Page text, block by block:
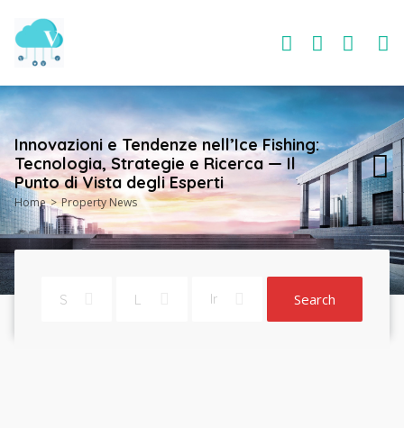
Innovazioni e Tendenze nell’Ice Fishing:
Tecnologia, Strategie e Ricerca — Il
Punto di Vista degli Esperti
Home Property News
Search